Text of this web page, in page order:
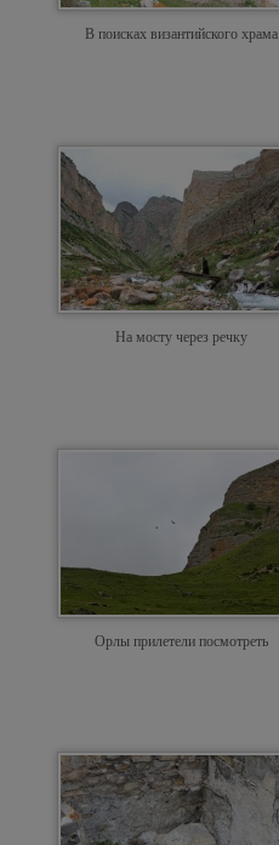
В поисках византийского храма
На мосту через речку
Орлы прилетели посмотреть